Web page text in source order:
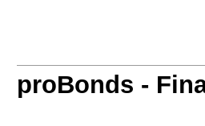
proBonds -